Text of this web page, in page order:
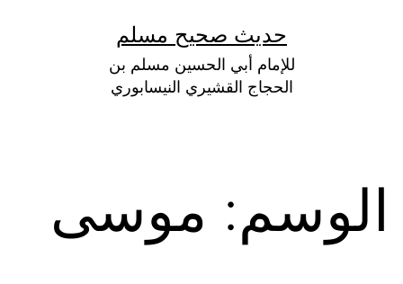
حديث صحيح مسلم
للإمام أبي الحسين مسلم بن
الحجاج القشيري النيسابوري
الوسم: موسى